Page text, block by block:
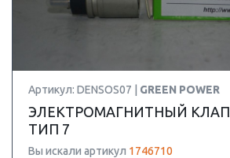
Артикул: DENSOS07 | GREEN POWER
ЭЛЕКТРОМАГНИТНЫЙ
ТИП 7
Вы искали артикул 1746710